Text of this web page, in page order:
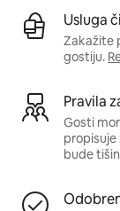
Usluga
Zakažite
gostiju.
Pravila
Gosti
propisuje
bude